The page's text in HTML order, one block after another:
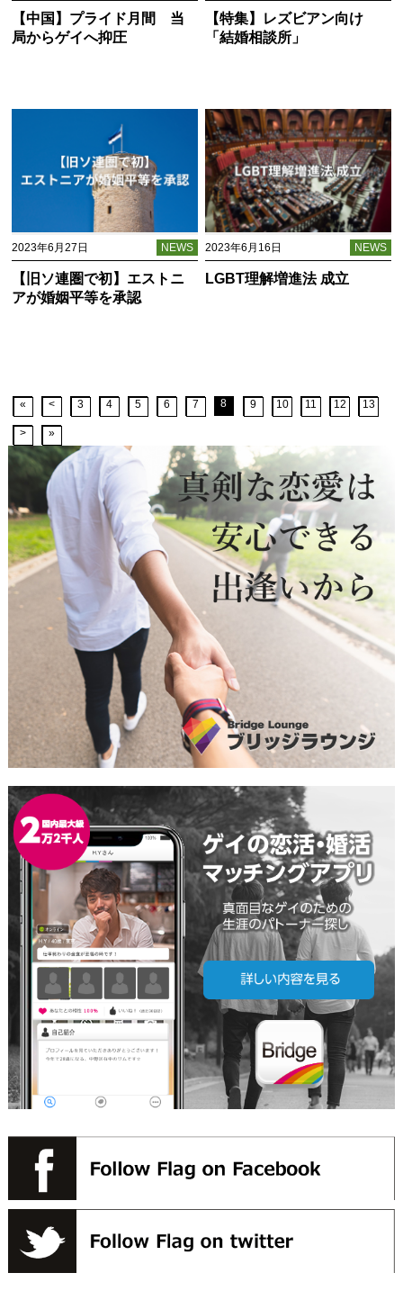
【中国】プライド月間 当
局からゲイへ抑圧
【特集】レズビアン向け
「結婚相談所」
2023年6月27日 NEWS
【旧ソ連圏で初】エストニ
アが婚姻平等を承認
2023年6月16日 NEWS
LGBT理解増進法 成立
« < 3 4 5 6 7 8 9 10 11 12 13
> »